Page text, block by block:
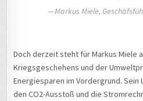
Markus Miele,
Doch derzeit steht für Markus Miele
Kriegsgeschehens und der
Energiesparen im Vordergrund.
den CO2-Ausstoß und die